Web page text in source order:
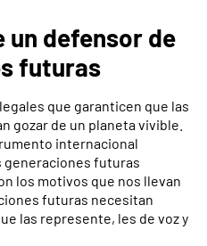
un defensor de
futuras
que garanticen que las
gozar de un planeta vivible.
internacional
generaciones futuras
los motivos que nos llevan
futuras necesitan
las represente, les de voz y